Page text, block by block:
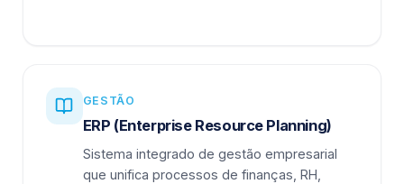
GESTÃO
ERP (Enterprise Resource Planning)
Sistema integrado de gestão empresarial
que unifica processos de finanças, RH,